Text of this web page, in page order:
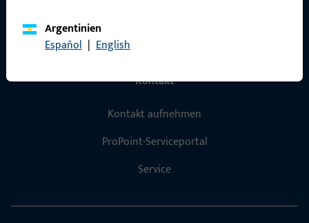
Argentinien
Español | English
Kontakt
Kontakt aufnehmen
ProPoint-Serviceportal
Service